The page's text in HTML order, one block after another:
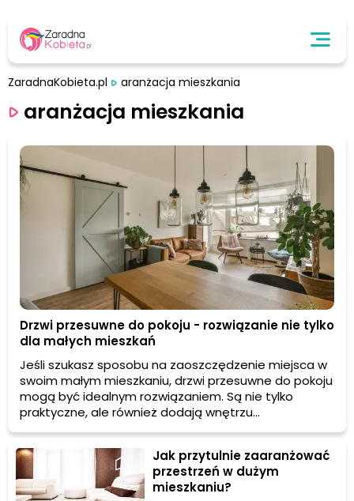
ZaradnaKobieta.pl aranżacja mieszkania
aranżacja mieszkania
Drzwi przesuwne do pokoju - rozwiązanie nie tylko
dla małych mieszkań
Jeśli szukasz sposobu na zaoszczędzenie miejsca w
swoim małym mieszkaniu, drzwi przesuwne do pokoju
mogą być idealnym rozwiązaniem. Są nie tylko
praktyczne, ale również dodają wnętrzu
nowoczesnego i nietypowego charakteru. W tym
artykule dowiesz się więcej na temat drzwi
przesuwnych, ich zalet i wad, oraz jakie są różnice
między drzwiami przesuwnymi a tradycyjnymi
drzwiami wewnętrznymi.
Jak przytulnie zaaranżować
przestrzeń w dużym
mieszkaniu?